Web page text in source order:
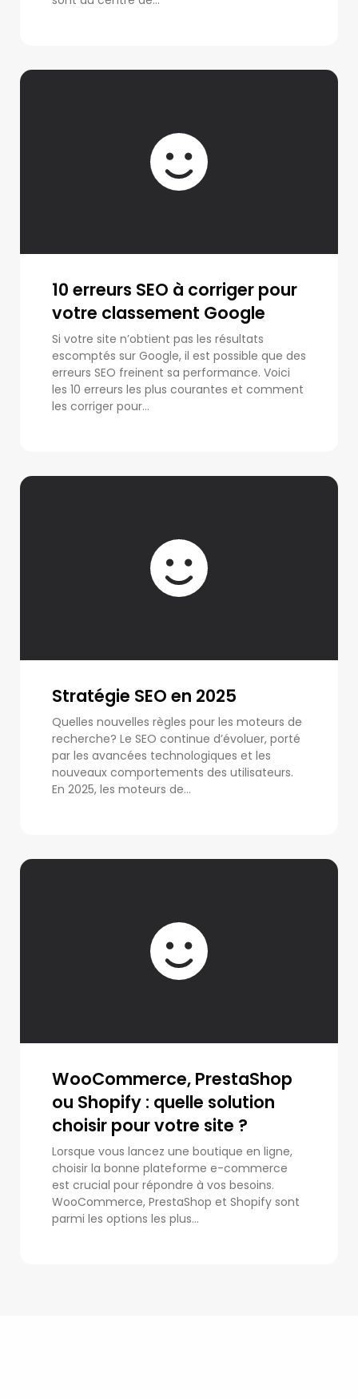
10 erreurs SEO à corriger pour
votre classement Google
Si votre site n’obtient pas les résultats
escomptés sur Google, il est possible que des
erreurs SEO freinent sa performance. Voici
les 10 erreurs les plus courantes et comment
les corriger pour...
Stratégie SEO en 2025
Quelles nouvelles règles pour les moteurs de
recherche? Le SEO continue d’évoluer, porté
par les avancées technologiques et les
nouveaux comportements des utilisateurs.
En 2025, les moteurs de...
WooCommerce, PrestaShop
ou Shopify : quelle solution
choisir pour votre site ?
Lorsque vous lancez une boutique en ligne,
choisir la bonne plateforme e-commerce
est crucial pour répondre à vos besoins.
WooCommerce, PrestaShop et Shopify sont
parmi les options les plus...